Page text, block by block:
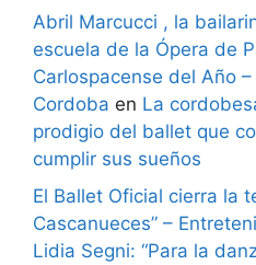
Abril Marcucci , la
escuela de la Ópera de
Carlospacense del Año
Cordoba en La
prodigio del ballet que
cumplir sus sueños
El Ballet Oficial cierra la
Cascanueces” –
Lidia Segni: “Para la